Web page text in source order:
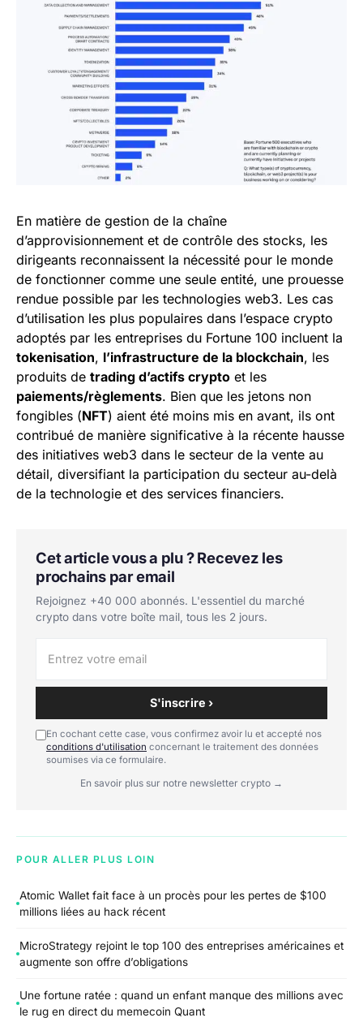
En matière de gestion de la chaîne
d’approvisionnement et de contrôle des stocks, les
dirigeants reconnaissent la nécessité pour le monde
de fonctionner comme une seule entité, une prouesse
rendue possible par les technologies web3. Les cas
d’utilisation les plus populaires dans l’espace crypto
adoptés par les entreprises du Fortune 100 incluent la
tokenisation, l’infrastructure de la blockchain, les
produits de trading d’actifs crypto et les
paiements/règlements. Bien que les jetons non
fongibles (NFT) aient été moins mis en avant, ils ont
contribué de manière significative à la récente hausse
des initiatives web3 dans le secteur de la vente au
détail, diversifiant la participation du secteur au-delà
de la technologie et des services financiers.
Cet article vous a plu ? Recevez les
prochains par email
Rejoignez +40 000 abonnés. L'essentiel du marché
crypto dans votre boîte mail, tous les 2 jours.
S'inscrire ›
En cochant cette case, vous confirmez avoir lu et accepté nos
conditions d'utilisation concernant le traitement des données
soumises via ce formulaire.
En savoir plus sur notre newsletter crypto →
POUR ALLER PLUS LOIN
Atomic Wallet fait face à un procès pour les pertes de $100
millions liées au hack récent
MicroStrategy rejoint le top 100 des entreprises américaines et
augmente son offre d’obligations
Une fortune ratée : quand un enfant manque des millions avec
le rug en direct du memecoin Quant